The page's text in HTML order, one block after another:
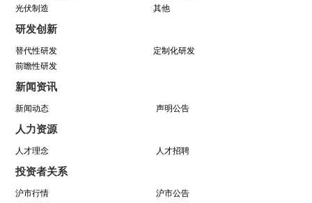
因为靠谱 所以信赖 | 中巨芯《芯谱》发布会
中巨芯参展SEMICON China 2021
八年靠谱路 芯程共奔赴——首届靠谱文化节开幕
光伏制造
其他
研发创新
替代性研发
定制化研发
前瞻性研发
新闻资讯
新闻动态 声明公告
人力资源
人才理念 人才招聘
投资者关系
沪市行情
沪市公告